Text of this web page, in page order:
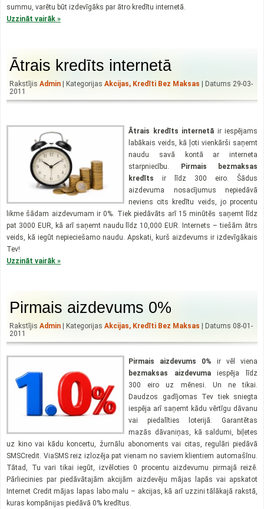
summu, varētu būt izdevīgāks par ātro kredītu internetā.
Uzzināt vairāk »
Ātrais kredīts internetā
Rakstījis Admin | Kategorijas Akcijas, Kredīti Bez Maksas | Datums 29-03-
2011
Ātrais kredīts internetā ir iespējams
labākais veids, kā ļoti vienkārši saņemt
naudu savā kontā ar interneta
starpniecību.
Pirmais bezmaksas
kredīts ir līdz 300 eiro. Šādus
aizdevuma nosacījumus nepiedāvā
neviens cits kredītu veids, jo procentu
likme šādam aizdevumam ir 0%. Tiek piedāvāts arī 15 minūtēs saņemt līdz
pat 3000 EUR, kā arī saņemt naudu līdz 10,000 EUR. Internets – tiešām ātrs
veids, kā iegūt nepieciešamo naudu. Apskati, kurš aizdevums ir izdevīgākais
Tev!
Uzzināt vairāk »
Pirmais aizdevums 0%
Rakstījis Admin | Kategorijas Akcijas, Kredīti Bez Maksas | Datums 08-01-
2011
Pirmais aizdevums 0% ir vēl viena
bezmaksas aizdevumaiespēja līdz
300 eiro uz mēnesi. Un ne tikai.
Daudzos gadījomas Tev tiek sniegta
iespēja arī saņemt kādu vērtīgu dāvanu
vai piedalīties loterijā. Garantētas
mazās dāvaniņas, kā saldumi, biļetes
uz kino vai kādu koncertu, žurnālu abonoments vai citas, regulāri piedāvā
SMSCredit. ViaSMS reiz izlozēja pat vienam no saviem klientiem automašīnu.
Tātad, Tu vari tikai iegūt, izvēloties 0 procentu aizdevumu pirmajā reizē.
Pārliecinies par piedāvātajām akcijām aizdevēju mājas lapās vai apskatot
Internet Credit mājas lapas labo malu – akcijas, kā arī uzzini tālākajā rakstā,
kuras kompānijas piedāvā 0% kredītus.